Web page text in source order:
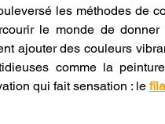
360 Formation
les méthodes de
le monde de
ajouter des couleurs
comme la
qui fait sensation : le